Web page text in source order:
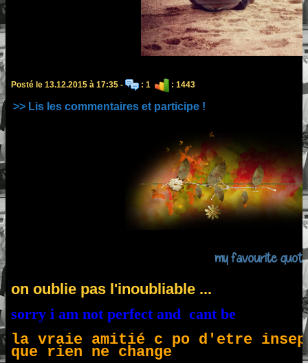
Posté le 13.12.2015 à 17:35 - : 1 : 1443
>> Lis les commentaires et participe !
my favourite
on oublie pas l'inoubliable ...
sorry i am not perfect and cant be
la vraie amitié c po d'etre
que rien ne change